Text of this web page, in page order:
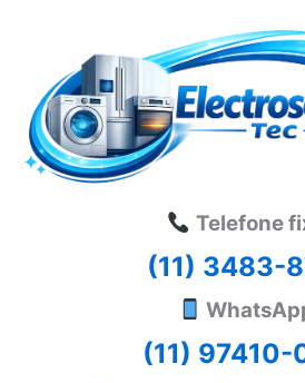
conteúdo
Telefone
(11) 3483-
(11) 97410-